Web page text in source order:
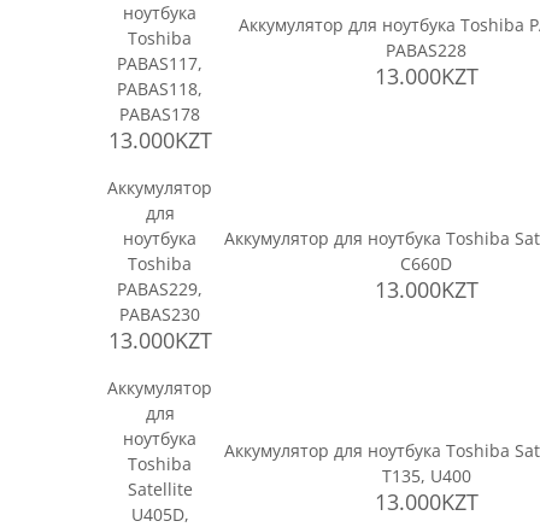
ноутбука
Toshiba
PABAS117,
PABAS118,
PABAS178
13.000KZT
Аккумулятор для ноутбука Toshiba
PABAS228
13.000KZT
Аккумулятор
для
ноутбука
Toshiba
PABAS229,
PABAS230
13.000KZT
Аккумулятор для ноутбука Toshiba
C660D
13.000KZT
Аккумулятор
для
ноутбука
Toshiba
Satellite
U405D,
Аккумулятор для ноутбука Toshiba
T135, U400
13.000KZT